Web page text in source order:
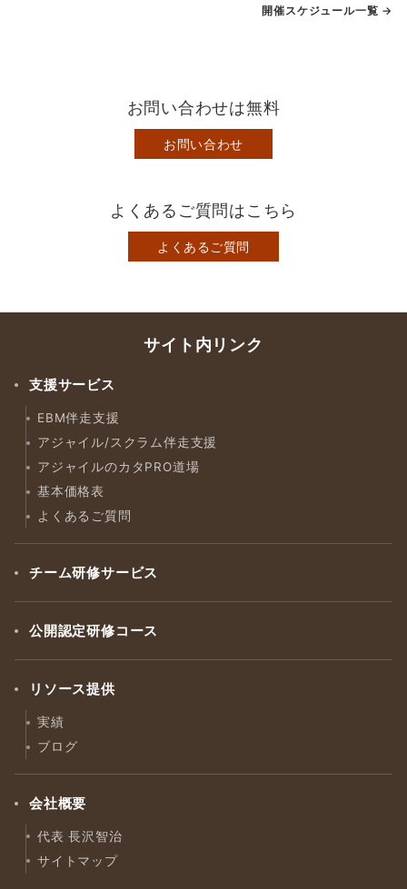
開催スケジュール一覧 →
お問い合わせは無料
お問い合わせ
よくあるご質問はこちら
よくあるご質問
サイト内リンク
支援サービス
EBM伴走支援
アジャイル/スクラム伴走支援
アジャイルのカタPRO道場
基本価格表
よくあるご質問
チーム研修サービス
公開認定研修コース
リソース提供
実績
ブログ
会社概要
代表 長沢智治
サイトマップ